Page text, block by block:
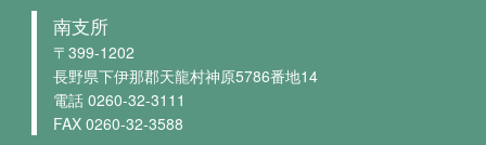
南支所
〒399-1202
長野県下伊那郡天龍村神原5786番地14
電話 0260-32-3111
FAX 0260-32-3588